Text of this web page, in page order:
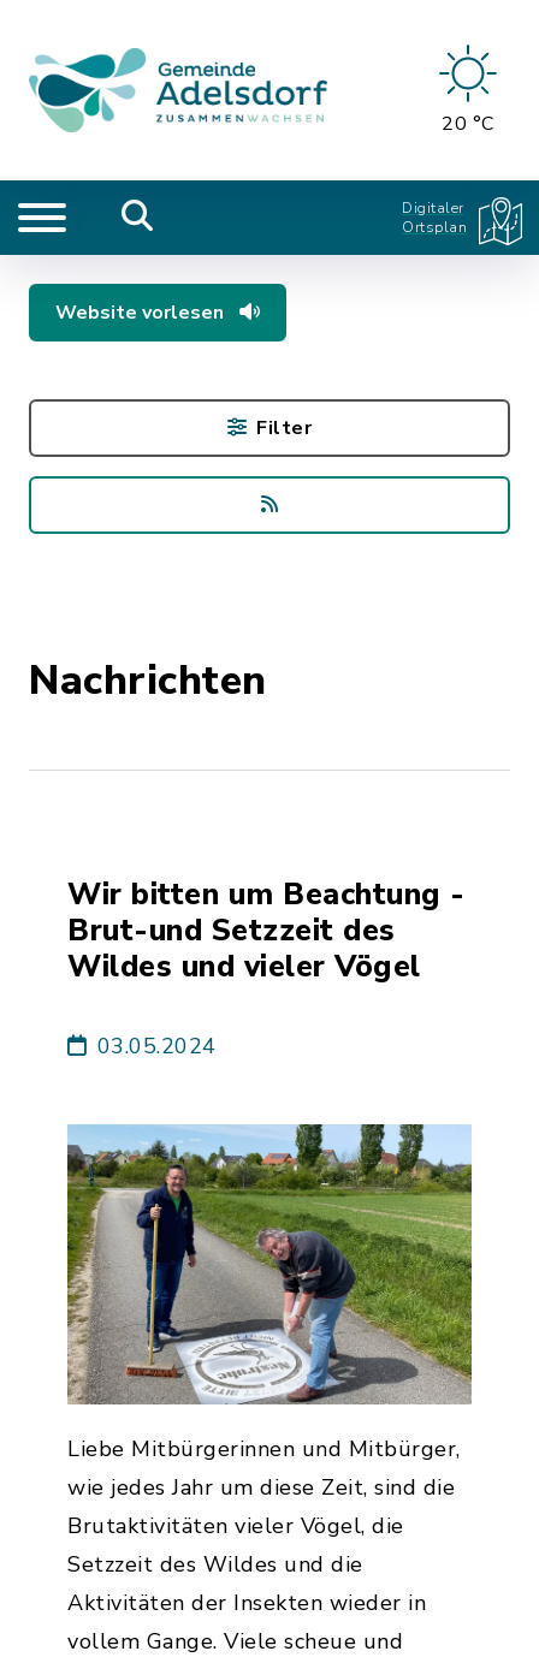
20 °C
Digitaler
Ortsplan
Website vorlesen
Nachrichten
Wir bitten um Beachtung -
Brut-und Setzzeit des
Wildes und vieler Vögel
03.05.2024
Liebe Mitbürgerinnen und Mitbürger,
wie jedes Jahr um diese Zeit, sind die
Brutaktivitäten vieler Vögel, die
Setzzeit des Wildes und die
Aktivitäten der Insekten wieder in
vollem Gange. Viele scheue und
Filter